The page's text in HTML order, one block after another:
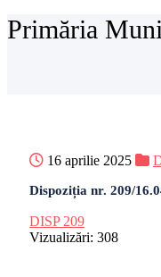
Primăria
16 aprilie 2025
Dispoziția nr. 209/
DISP 209
Vizualizări: 308